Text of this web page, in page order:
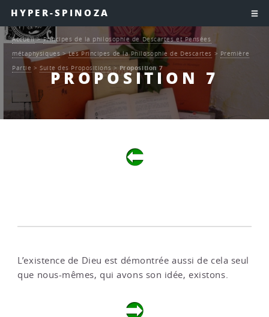
HYPER-SPINOZA
PROPOSITION 7
Accueil>Principes de la philosophie de Descartes et Pensées
métaphysiques >Les Principes de la Philosophie de Descartes > Première
Partie > Suite des Propositions > Proposition 7
L’existence de Dieu est démontrée aussi de cela seul
que nous-mêmes, qui avons son idée, existons.